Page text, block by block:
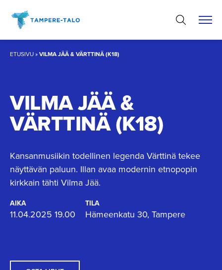
sisältöön
ETUSIVU»VILMA JÄÄ & VÄRTTINÄ (K18)
VILMA JÄÄ &
VÄRTTINÄ (K18)
Kansanmusiikin todellinen legenda Värttinä tekee
näyttävän paluun. Illan avaa modernin etnopopin
kirkkain tähti Vilma Jää.
AIKA
11.04.2025 19.00
TILA
Hämeenkatu 30, Tampere